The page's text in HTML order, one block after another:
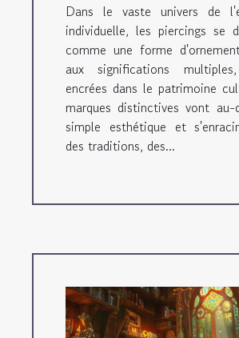
Dans le vaste univers de
individuelle, les piercings se
comme une forme
aux significations
encrées dans le patrimoine
marques distinctives vont
simple esthétique et
des traditions, des...